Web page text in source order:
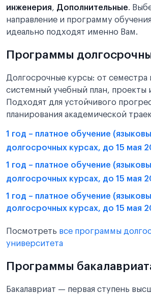
инженерия, Дополнительные.
направление и программу
идеально подходят именно Вам.
Программы
Долгосрочные курсы: от семестра
системный учебный план, проекты
Подходят для устойчивого
планирования академической
1 год – платное обучение
долгосрочных курсах, до 15 мая
1 год – платное обучение
долгосрочных курсах, до 15 мая
1 год – платное обучение
долгосрочных курсах, до 15 мая
Посмотреть все программы
университета
Программы
Бакалавриат — первая ступень